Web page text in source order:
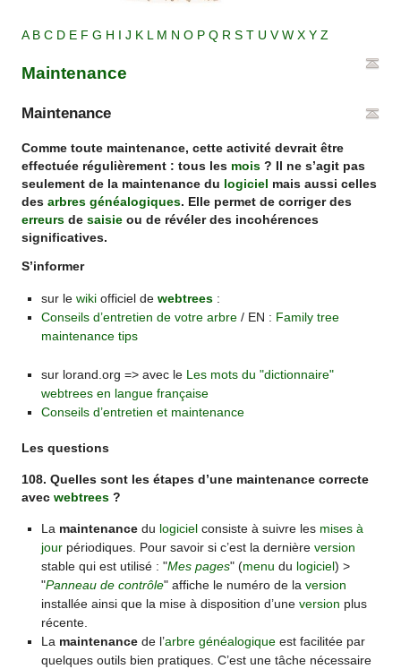
A B C D E F G H J K M N O P Q R S T U V W X Y Z
Maintenance
Maintenance
Comme toute maintenance, cette activité devrait être
effectuée régulièrement : tous les mois ? Il ne s’agit pas
seulement de la maintenance du logiciel mais aussi celles
desarbres généalogiques. Elle permet de corriger des
erreurs desaisie ou de révéler des incohérences
significatives.
S’informer
sur le wikiofficiel de webtrees:
Conseils d’entretien de votre arbre/ EN : Family tree
maintenance tips
sur lorand.org => avec le Les mots du "dictionnaire"
webtrees en langue française
Conseils d’entretien et maintenance
Les questions
108. Quelles sont les étapes d’une maintenance correcte
avecwebtrees ?
La maintenancedu logicielconsiste à suivre les mises à
jourpériodiques. Pour savoir si c’est la dernière version
stable qui est utilisé : "Mes pages" (menu du logiciel) >
"Panneau de contrôle" affiche le numéro de la version
installée ainsi que la mise à disposition d’une version plus
récente.
La maintenancede l’arbre généalogiqueest facilitée par
quelques outils bien pratiques. C’est une tâche nécessaire